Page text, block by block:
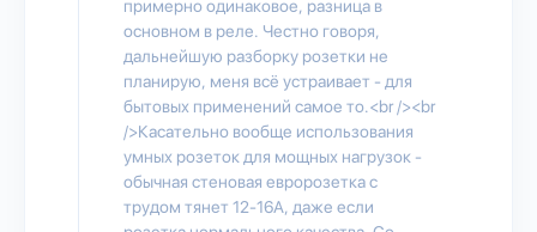
примерно одинаковое, разница в
основном в реле. Честно говоря,
дальнейшую разборку розетки не
планирую, меня всё устраивает - для
бытовых применений самое то.<br /><br
/>Касательно вообще использования
умных розеток для мощных нагрузок -
обычная стеновая евророзетка с
трудом тянет 12-16А, даже если